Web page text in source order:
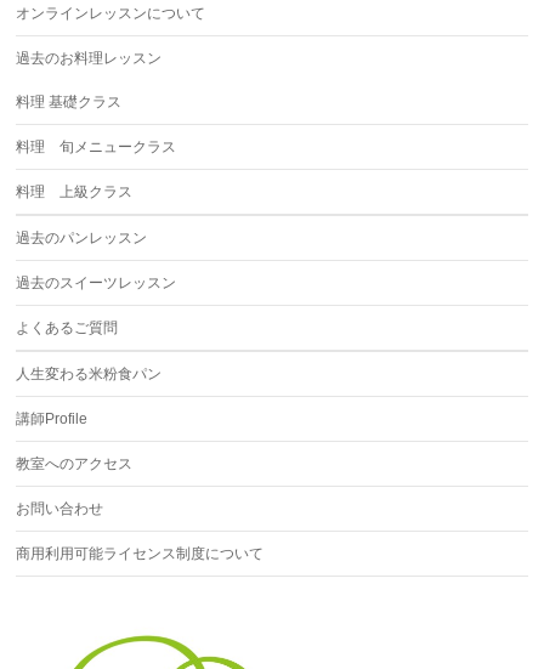
オンラインレッスンについて
過去のお料理レッスン
料理 基礎クラス
料理 旬メニュークラス
料理 上級クラス
過去のパンレッスン
過去のスイーツレッスン
よくあるご質問
人生変わる米粉食パン
講師Profile
教室へのアクセス
お問い合わせ
商用利用可能ライセンス制度について